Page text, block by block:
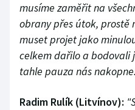
musíme zaměřit na
obrany přes útok, prostě
muset projet jako
celkem dařilo a bodovali
tahle pauza nás
Radim Rulík (Litvínov):